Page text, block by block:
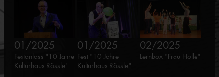
01/2025
Festanlass "10 Jahre
Kulturhaus Rössle"
01/2025
Fest "10 Jahre
Kulturhaus Rössle"
02/2025
Lernbox "Frau Holle"